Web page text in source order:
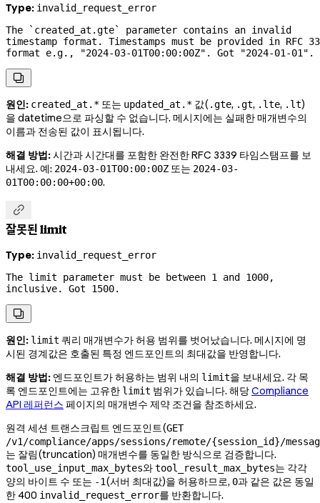
Type: invalid_request_error
The `created_at.gte` parameter contains an invalid
timestamp format. Timestamps must be provided in RFC
format e.g., "2024-03-01T00:00:00Z". Got
"2024-01-01".

원인: created_at.* 또는 updated_at.* 값( .gte, .gt, .lte, .lt)
을 datetime으로 파싱할 수 없습니다. 메시지에는 실패한 매개변수의
이름과 전송된 값이 표시됩니다.
해결 방법:시간과 시간대를 포함한 완전한 RFC 3339 타임스탬프를 보
내세요. 예: 2024-03-01T00:00:00Z 또는 2024-03-
01T00:00:00+00:00.

잘못된 limit
Type: invalid_request_error
The limit parameter must be between 1 and 1000,
inclusive. Got 1500.

원인: limit 쿼리 매개변수가 허용 범위를 벗어났습니다. 메시지에 명
시된 경계값은 호출된 특정 엔드포인트의 최대값을 반영합니다.
해결 방법: 엔드포인트가 허용하는 범위 내의 limit을 보내세요. 각 목
록 엔드포인트에는 고유한 limit 범위가 있습니다. 해당Compliance
API 레퍼런스 페이지의 매개변수 제약 조건을 참조하세요.
원격 세션 트랜스크립트 엔드포인트(GET
/v1/compliance/apps/sessions/remote/{session_id}/
는 잘림(truncation) 매개변수를 동일한 방식으로 검증합니다.
tool_use_input_max_bytes와tool_result_max_bytes는 각각
양의 바이트 수 또는 -1(서버 최대값)을 허용하므로, 0과 같은 값은 동일
한 400 invalid_request_error를 반환합니다.